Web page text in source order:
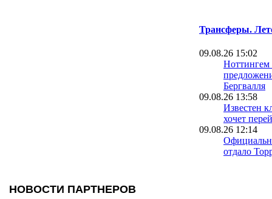
Трансферы.
09.08.26 15:02
Ноттингем
Бергвалля
09.08.26 13:58
Известен
хочет
09.08.26 12:14
отдало